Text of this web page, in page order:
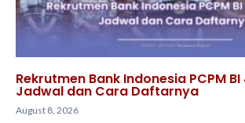
Rekrutmen Bank Indonesia PCPM BI
Jadwal dan Cara Daftarnya
August 8, 2026